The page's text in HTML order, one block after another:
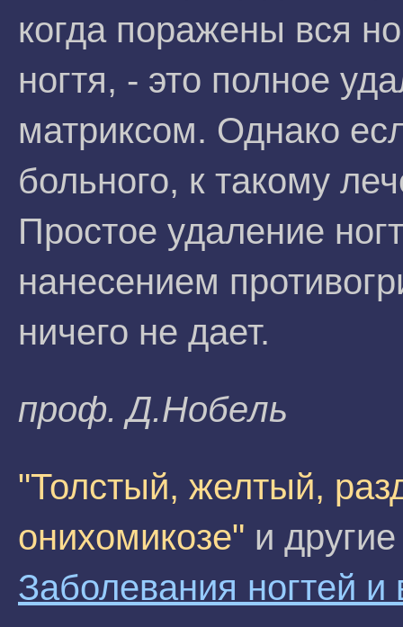
когда поражены вся
ногтя, - это полное
матриксом. Однако
больного, к такому
Простое удаление
нанесением
ничего не дает.
проф. Д.Hoбeль
"Толстый, желтый,
онихомикозе" и
Заболевания ногтей и